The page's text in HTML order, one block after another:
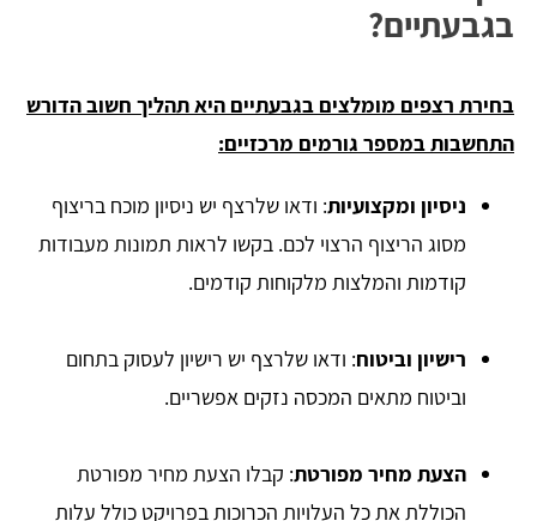
בגבעתיים?
בחירת רצפים מומלצים בגבעתיים היא תהליך חשוב הדורש
התחשבות במספר גורמים מרכזיים:
ניסיון ומקצועיות: ודאו שלרצף יש ניסיון מוכח בריצוף
מסוג הריצוף הרצוי לכם. בקשו לראות תמונות מעבודות
קודמות והמלצות מלקוחות קודמים.
רישיון וביטוח: ודאו שלרצף יש רישיון לעסוק בתחום
וביטוח מתאים המכסה נזקים אפשריים.
הצעת מחיר מפורטת: קבלו הצעת מחיר מפורטת
הכוללת את כל העלויות הכרוכות בפרויקט כולל עלות